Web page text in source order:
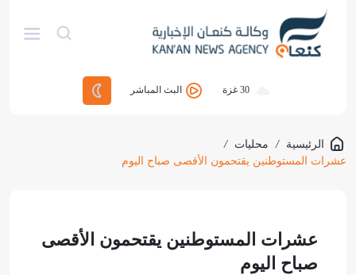
30 غزة البث المباشر
الرئيسية / محليات
/
عشرات المستوطنين يقتحمون الأقصى صباح اليوم
عشرات المستوطنين يقتحمون الأقصى
صباح اليوم